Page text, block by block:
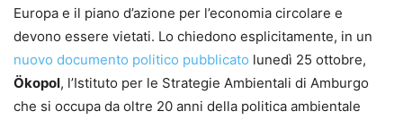
Europa e il piano d’azione per l’economia circolare e
devono essere vietati. Lo chiedono esplicitamente, in un
nuovo documento politico pubblicato lunedì 25 ottobre,
Ökopol, l’Istituto per le Strategie Ambientali di Amburgo
che si occupa da oltre 20 anni della politica ambientale